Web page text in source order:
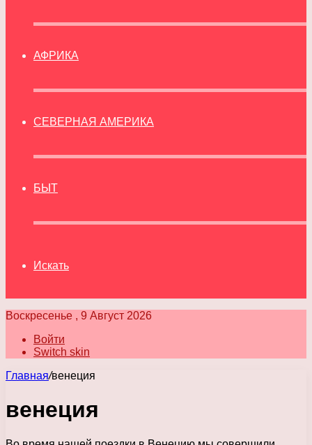
АФРИКА
СЕВЕРНАЯ АМЕРИКА
БЫТ
Искать
Воскресенье , 9 Август 2026
Войти
Switch skin
Главная/венеция
венеция